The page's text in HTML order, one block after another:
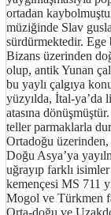
ortadan
müziğinde Slav
sürdürmektedir. Ege
Bizans üzerinden
olup, antik Yunan
bu yaylı çalgıya
yüzyılda, İtal-ya’da
atasına
teller parmaklarla
Ortadoğu
Doğu Asya’ya
uğrayıp farklı
kemençesi MS 711
Mogol ve Türkmen
Orta-doğu ve